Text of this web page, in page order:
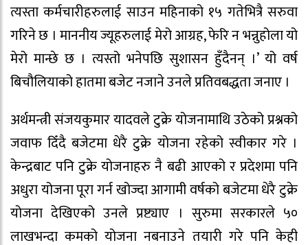
त्यस्ता कर्मचारीहरुलाई साउन महिनाको १५ गतेभित्रै सरुवा
गरिने छ । माननीय ज्यूहरुलाई मेरो आग्रह, फेरि न भन्नुहोला यो
मेरो मान्छे छ । त्यस्तो भनेपछि सुशासन हुँदैनन् ।’ यो वर्ष
बिचौलियाको हातमा बजेट नजाने उनले प्रतिवबद्धता जनाए ।
अर्थमन्त्री संजयकुमार यादवले टुक्रे योजनामाथि उठेको प्रश्नको
जवाफ दिँदै बजेटमा धेरै टुक्रे योजना रहेको स्वीकार गरे ।
केन्द्रबाट पनि टुक्रे योजनाहरु नै बढी आएको र प्रदेशमा पनि
अधुरा योजना पूरा गर्न खोज्दा आगामी वर्षको बजेटमा धेरै टुक्रे
योजना देखिएको उनले प्रष्ट्याए । सुरुमा सरकारले ५०
लाखभन्दा कमको योजना नबनाउने तयारी गरे पनि केही